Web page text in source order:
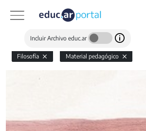
Incluir Archivo educ.ar
Filosofía Material pedagógico